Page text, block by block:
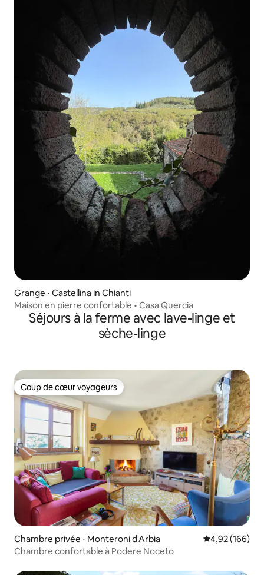
Grange ⋅ Castellina in Chianti
Maison en pierre confortable • Casa Quercia
Séjours à la ferme avec lave-linge et
sèche-linge
Coup de cœur voyageurs
Coup de cœur voyageurs
Chambre privée ⋅ Monteroni d'Arbia Évaluation
4,92 (166)
Chambre confortable à Podere Noceto